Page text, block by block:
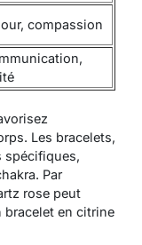
compassion
Les bracelets,
spécifiques,
Par
rose peut
bracelet en citrine